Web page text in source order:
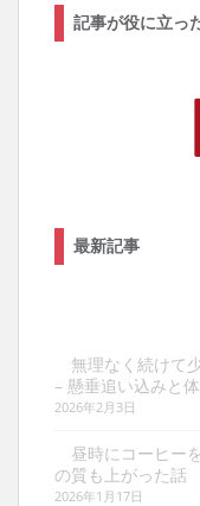
記事が役に立っ
最新記事
無理なく続けて
– 懸垂追い込みと
2026年2月3日
昼時にコーヒー
の質も上がった話
2026年1月17日